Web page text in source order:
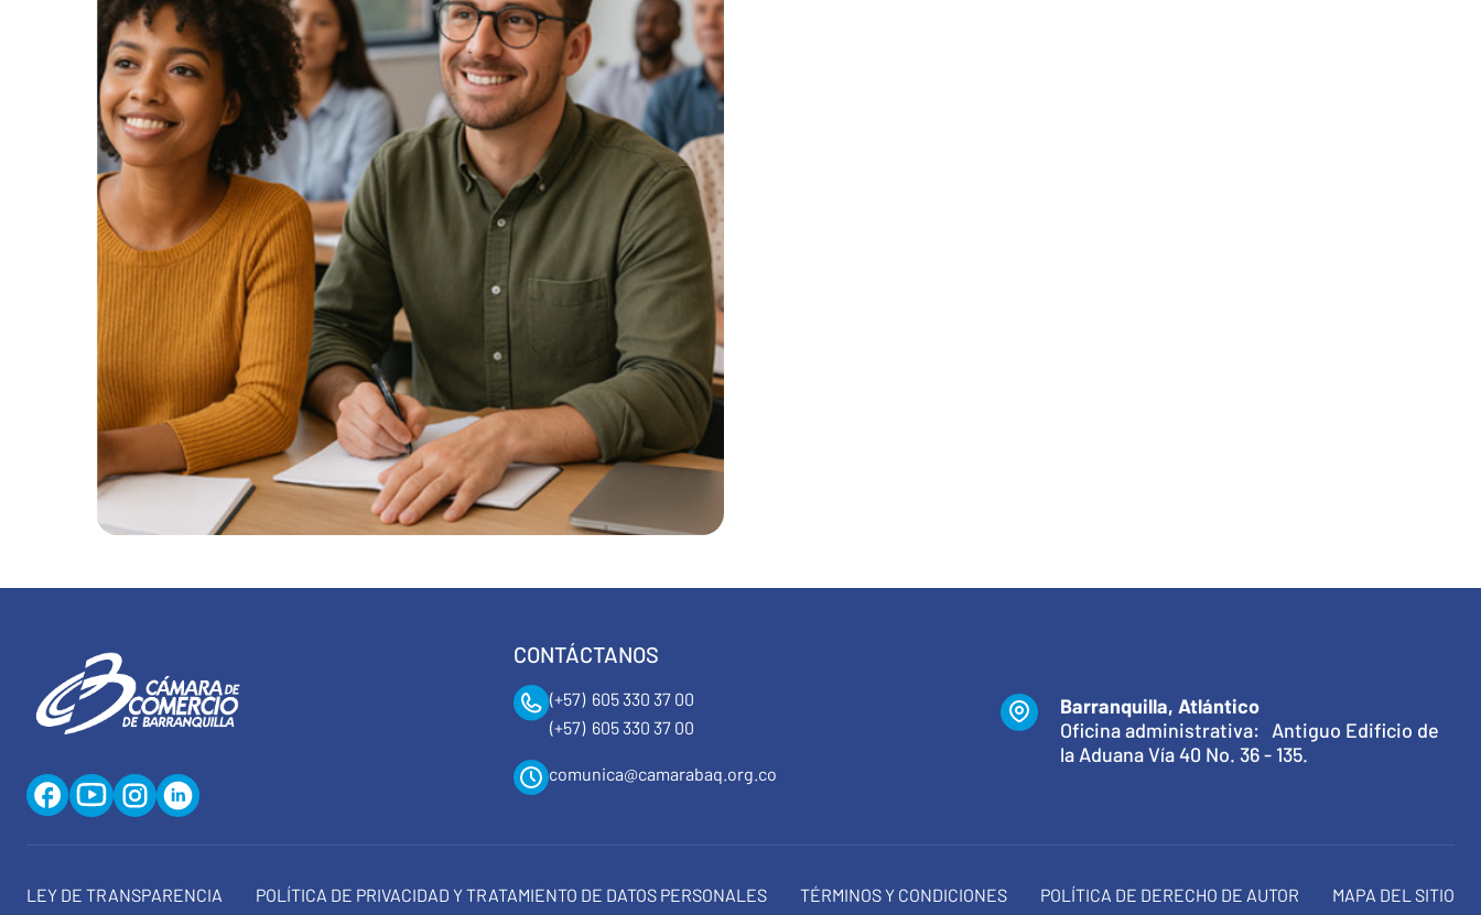
CONTÁCTANOS
(+57) 605 330 37 00
(+57) 605 330 37 00
comunica@camarabaq.org.co
Barranquilla, Atlántico
Oficina administrativa: Antiguo Edificio de
la Aduana Vía 40 No. 36 - 135.
LEY DE TRANSPARENCIA POLÍTICA DE PRIVACIDAD Y TRATAMIENTO DE DATOS PERSONALES TÉRMINOS Y CONDICIONES POLÍTICA DE DERECHO DE AUTOR
MAPA DEL SITIO